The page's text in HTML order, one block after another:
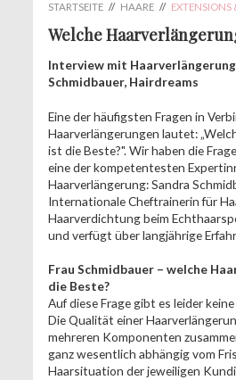
STARTSEITE // HAARE //
Welche
Interview mit
Schmidbauer, Hairdreams
Eine der häufigsten Fragen in
Haarverlängerungen lautet:
ist die Beste?". Wir haben die
eine der kompetentesten
Haarverlängerung: Sandra
Internationale Cheftrainerin für
Haarverdichtung beim
und verfügt über langjährige
Frau Schmidbauer – welche
die Beste?
Auf diese Frage gibt es leider
Die Qualität einer
mehreren Komponenten
ganz wesentlich abhängig vom
Haarsituation der jeweiligen